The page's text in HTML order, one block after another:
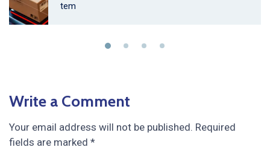
tem
Write a Comment
Your email address will not be published. Required
fields are marked *